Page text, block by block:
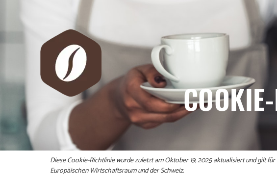
Diese Cookie-Richtlinie wurde zuletzt am Oktober 19, 2025 aktualisiert und gilt
Europäischen Wirtschaftsraum und der Schweiz.